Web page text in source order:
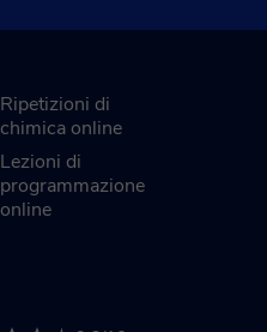
Ripetizioni di
chimica online
Lezioni di
programmazione
online